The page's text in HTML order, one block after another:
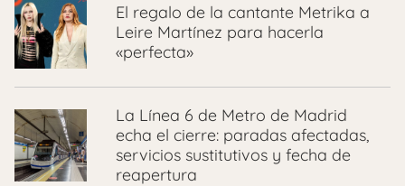
El regalo de la cantante Metrika a
Leire Martínez para hacerla
«perfecta»
La Línea 6 de Metro de Madrid
echa el cierre: paradas afectadas,
servicios sustitutivos y fecha de
reapertura